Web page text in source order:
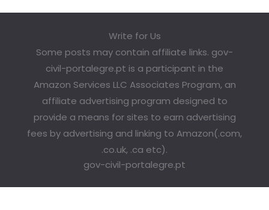
Write for Us
Some posts may contain affiliate links. gov-
civil-portalegre.pt is a participant in the
Amazon Services LLC Associates Program, an
affiliate advertising program designed to
provide a means for sites to earn advertising
fees by advertising and linking to Amazon(.com,
.co.uk, .ca etc).
gov-civil-portalegre.pt